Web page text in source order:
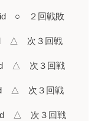
○ ２回戦敗
△ 次３回戦
△ 次３回戦
△ 次３回戦
△ 次３回戦